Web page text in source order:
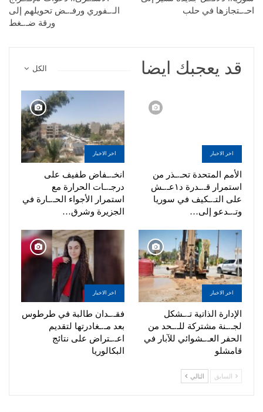
احـ.ـتجازها في حلب
الـ.ـفوري ورفـ.ـض تحويلهم إلى
ورقة ضـ.ـغط
الكل قد يعجبك ايضا
اخر الاخبار
الأمم المتحدة تحـ.ـذر من
استمرار قـ.ـدرة د١عـ.ـش
على التـ.ـكيف في سوريا
وتـ.ـدعو إلى…
اخر الاخبار
انخـ.ـفاض طفيف على
درجـ.ـات الحرارة مع
استمرار الأجواء الحـ.ـارة في
الجزيرة وشرق…
اخر الاخبار
الإدارة الذاتية تـ.ـشكل
لجـ.ـنة مشتركة للـ.ـحد من
الحفر العـ.ـشوائي للآبار في
قامشلو
اخر الاخبار
فقـ.ـدان طالبة في طرطوس
بعد مـ.ـغادرتها لتقديم
اعـ.ـتراض على نتائج
البكالوريا
السابق التالي